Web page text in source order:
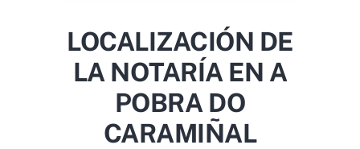
LOCALIZACIÓN DE
LA NOTARÍA EN A
POBRA DO
CARAMIÑAL